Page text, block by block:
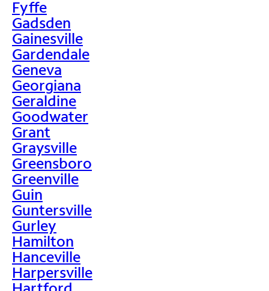
Fyffe
Gadsden
Gainesville
Gardendale
Geneva
Georgiana
Geraldine
Goodwater
Grant
Graysville
Greensboro
Greenville
Guin
Guntersville
Gurley
Hamilton
Hanceville
Harpersville